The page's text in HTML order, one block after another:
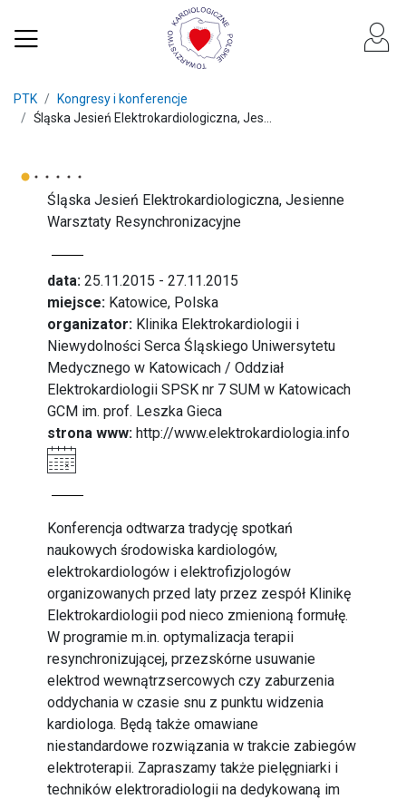
PTK
Kongresy i konferencje
Śląska Jesień Elektrokardiologiczna, Jes...
Śląska Jesień Elektrokardiologiczna, Jesienne
Warsztaty Resynchronizacyjne
data: 25.11.2015 - 27.11.2015
miejsce: Katowice, Polska
organizator: Klinika Elektrokardiologii i
Niewydolności Serca Śląskiego Uniwersytetu
Medycznego w Katowicach / Oddział
Elektrokardiologii SPSK nr 7 SUM w Katowicach
GCM im. prof. Leszka Gieca
strona www: http://www.elektrokardiologia.info
Konferencja odtwarza tradycję spotkań
naukowych środowiska kardiologów,
elektrokardiologów i elektrofizjologów
organizowanych przed laty przez zespół Klinikę
Elektrokardiologii pod nieco zmienioną formułę.
W programie m.in. optymalizacja terapii
resynchronizującej, przezskórne usuwanie
elektrod wewnątrzsercowych czy zaburzenia
oddychania w czasie snu z punktu widzenia
kardiologa. Będą także omawiane
niestandardowe rozwiązania w trakcie zabiegów
elektroterapii. Zapraszamy także pielęgniarki i
techników elektroradiologii na dedykowaną im